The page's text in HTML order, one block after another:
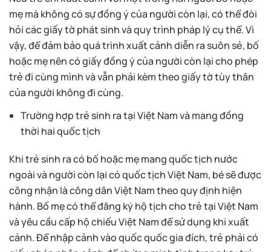
mẹ mà không có sự đồng ý của người còn lại, có thể đòi
hỏi các giấy tờ phát sinh và quy trình pháp lý cụ thể. Vì
vậy, để đảm bảo quá trình xuất cảnh diễn ra suôn sẻ, bố
hoặc mẹ nên có giấy đồng ý của người còn lại cho phép
trẻ đi cùng mình và vẫn phải kèm theo giấy tờ tùy thân
của người không đi cùng.
Trường hợp trẻ sinh ra tại Việt Nam và mang đồng
thời hai quốc tịch
Khi trẻ sinh ra có bố hoặc mẹ mang quốc tịch nước
ngoài và người còn lại có quốc tịch Việt Nam, bé sẽ được
công nhận là công dân Việt Nam theo quy định hiện
hành. Bố mẹ có thể đăng ký hộ tịch cho trẻ tại Việt Nam
và yêu cầu cấp hộ chiếu Việt Nam để sử dụng khi xuất
cảnh. Để nhập cảnh vào quốc quốc gia đích, trẻ phải có